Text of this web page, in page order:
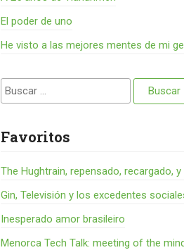
El poder de uno
He visto a las mejores mentes de mi
Buscar:
Favoritos
The Hughtrain, repensado, recargado,
Gin, Televisión y los excedentes
Inesperado amor brasileiro
Menorca Tech Talk: meeting of the